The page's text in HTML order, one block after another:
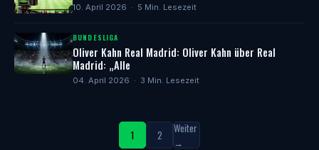
10. April 2026 · 5 Min. Lesezeit
BUNDESLIGA
Oliver Kahn Real Madrid: Oliver Kahn über Real
Madrid: „Alle
04. April 2026 · 3 Min. Lesezeit
1 2
Weiter
→